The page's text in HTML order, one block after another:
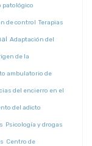
patológico
de control Terapias
Adaptación del
de la
ambulatorio de
del encierro en el
del adicto
Psicología y drogas
Centro de